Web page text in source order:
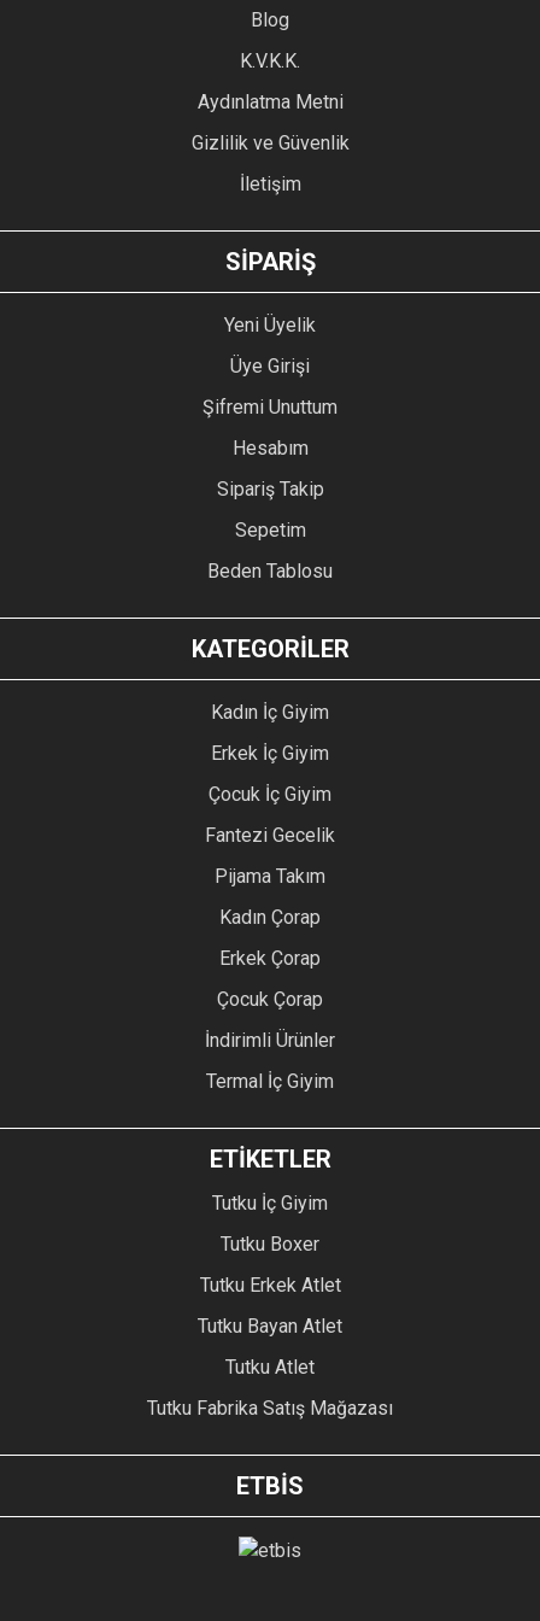
Ürün bilgilerinde hatalar bulunuyor.
Ürün fiyatı diğer sitelerden daha pahalı.
GÖNDER
Blog
K.V.K.K.
Aydınlatma Metni
Gizlilik ve Güvenlik
İletişim
SİPARİŞ
Yeni Üyelik
Üye Girişi
Şifremi Unuttum
Hesabım
Sipariş Takip
Sepetim
Beden Tablosu
KATEGORİLER
Kadın İç Giyim
Erkek İç Giyim
Çocuk İç Giyim
Fantezi Gecelik
Pijama Takım
Kadın Çorap
Erkek Çorap
Çocuk Çorap
İndirimli Ürünler
Termal İç Giyim
ETİKETLER
Tutku İç Giyim
Tutku Boxer
Tutku Erkek Atlet
Tutku Bayan Atlet
Tutku Atlet
Tutku Fabrika Satış Mağazası
ETBİS